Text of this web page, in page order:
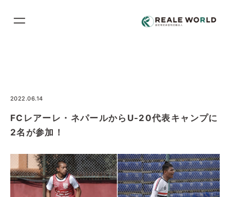
2022.06.14
FCレアーレ・ネパールからU-20代表キャンプに
2名が参加！